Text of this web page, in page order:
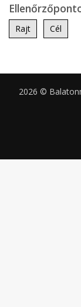
Rajt Cél
2026 ©